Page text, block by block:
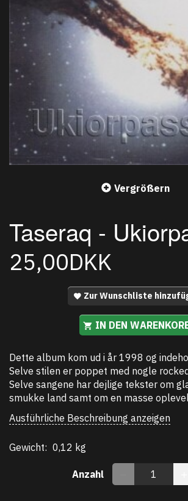
Vergrößern
Taseraq -
25,00DKK
Zur Wunschliste
IN DEN
Dette album kom ud i år 1998 og
Selve stilen er poppet med nogle
Selve sangene har dejlige tekster om
smukke land samt om en masse
Ausführliche Beschreibung anzeigen
Gewicht: 0,12 kg
Anzahl